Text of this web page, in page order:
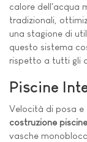
calore dell'acqua
tradizionali,
una stagione di
questo sistema
rispetto a tutti gli
Piscine
Velocità di posa
costruzione
vasche